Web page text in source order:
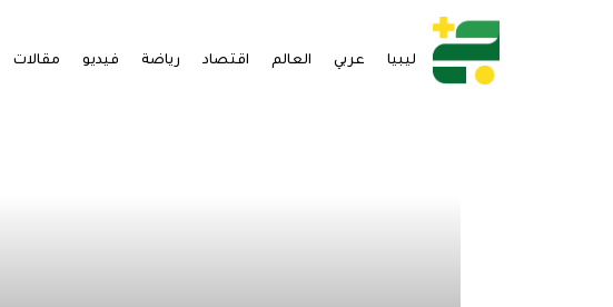
ليبيا عربي العالم اقتصاد رياضة فيديو مقالات